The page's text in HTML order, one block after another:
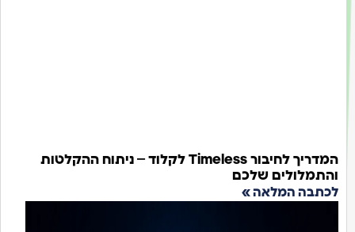
המדריך לחיבור Timeless לקלוד – ניתוח ההקלטות
שלכם
המלאה »